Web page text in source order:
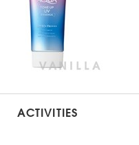
ACTIVITIES